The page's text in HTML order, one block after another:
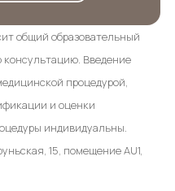
общий образовательный
консультацию. Введение
процедурой,
и оценки
индивидуальны.
15, помещение AU1,